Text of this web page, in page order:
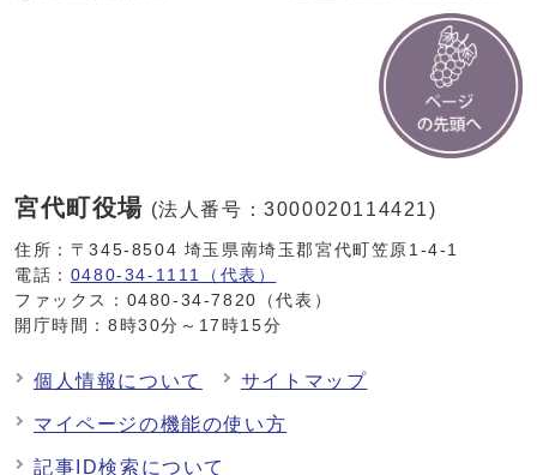
宮代町役場 (法人番号：3000020114421)
住所：〒345-8504 埼玉県南埼玉郡宮代町笠原1-4-1
電話： 0480-34-1111（代表）
ファックス：0480-34-7820（代表）
開庁時間：8時30分～17時15分
個人情報について サイトマップ
マイページの機能の使い方
記事ID検索について